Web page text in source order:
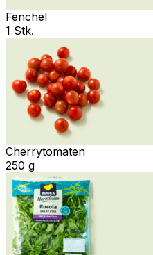
Fenchel
1 Stk.
Cherrytomaten
250 g